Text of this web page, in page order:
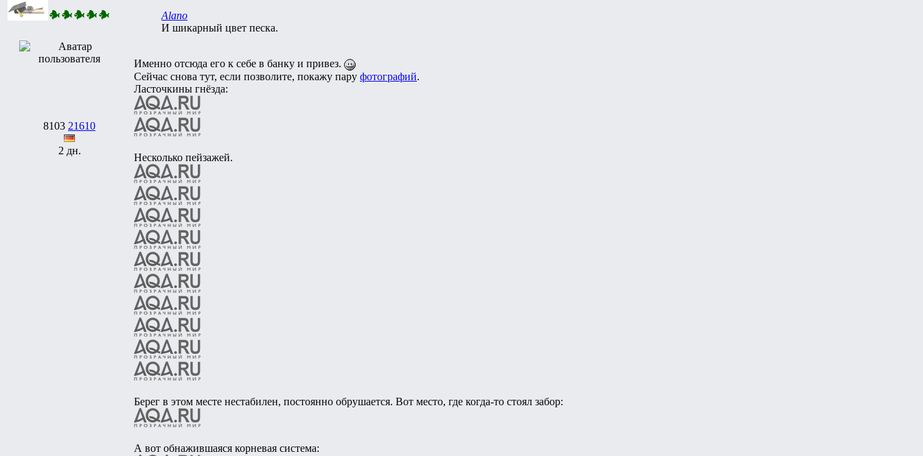
8103 21610
2 дн.
Alano
И шикарный цвет песка.
Именно отсюда его к себе в банку и привез.
Сейчас снова тут, если позволите, покажу пару фотографий.
Ласточкины гнёзда:
Несколько пейзажей.
Берег в этом месте нестабилен, постоянно обрушается. Вот место, где когда-то стоял забор:
А вот обнажившаяся корневая система: